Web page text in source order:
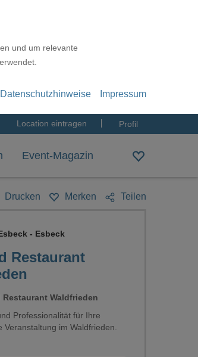
und um relevante
Datenschutzhinweise Impressum
Location eintragen Profil
Event-Magazin
Drucken Merken Teilen
Restaurant
- Esbeck
Restaurant Waldfrieden
Professionalität für Ihre
Veranstaltung im Waldfrieden.